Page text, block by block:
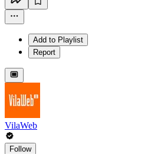
Add to Playlist
Report
VilaWeb
Follow